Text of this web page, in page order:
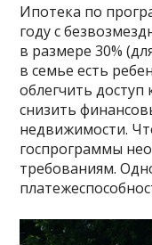
Ипотека по
году с
в размере 30%
в семье есть
облегчить
снизить
недвижимости.
госпрограммы
требованиям.